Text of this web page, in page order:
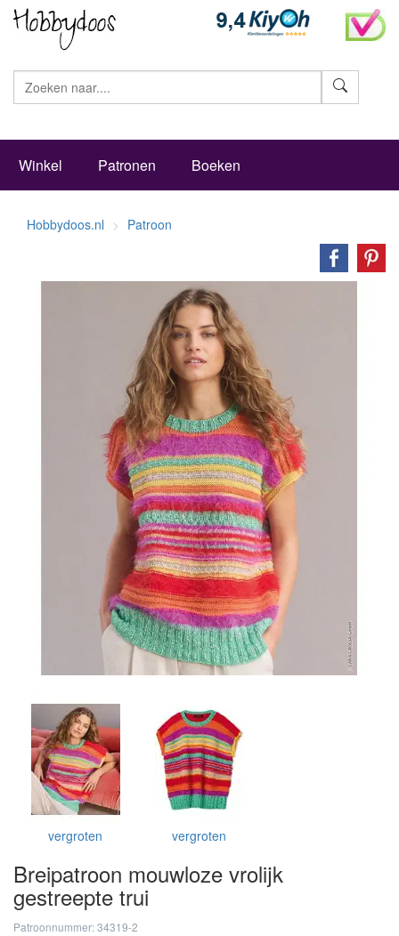
Winkel Patronen Boeken
Hobbydoos.nl Patroon
vergroten vergroten
Breipatroon mouwloze vrolijk
gestreepte trui
Patroonnummer: 34319-2